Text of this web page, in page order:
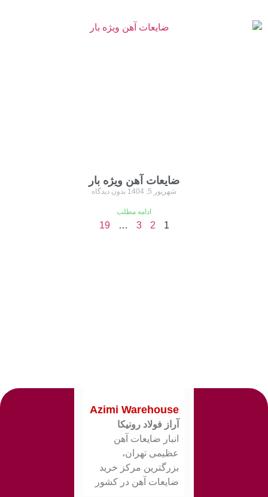
ضایعات آهن ویژه بار
شهریور 5, 1404 بدون دیدگاه
ادامه مطلب
1
2
3
…
19
Azimi Warehouse
آراز فولاد رونیکا
انبار ضایعات آهن
عظیمی تهران،
بزرگترین مرکز خرید
ضایعات آهن در کشور